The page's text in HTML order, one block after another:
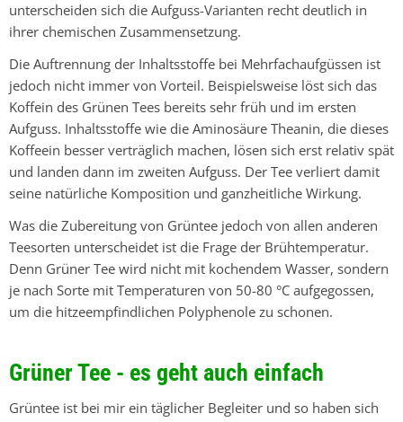
unterscheiden sich die Aufguss-Varianten recht deutlich in
ihrer chemischen Zusammensetzung.
Die Auftrennung der Inhaltsstoffe bei Mehrfachaufgüssen ist
jedoch nicht immer von Vorteil. Beispielsweise löst sich das
Koffein des Grünen Tees bereits sehr früh und im ersten
Aufguss. Inhaltsstoffe wie die Aminosäure Theanin, die dieses
Koffeein besser verträglich machen, lösen sich erst relativ spät
und landen dann im zweiten Aufguss. Der Tee verliert damit
seine natürliche Komposition und ganzheitliche Wirkung.
Was die Zubereitung von Grüntee jedoch von allen anderen
Teesorten unterscheidet ist die Frage der Brühtemperatur.
Denn Grüner Tee wird nicht mit kochendem Wasser, sondern
je nach Sorte mit Temperaturen von 50-80 °C aufgegossen,
um die hitzeempfindlichen Polyphenole zu schonen.
Grüner Tee - es geht auch einfach
Grüntee ist bei mir ein täglicher Begleiter und so haben sich